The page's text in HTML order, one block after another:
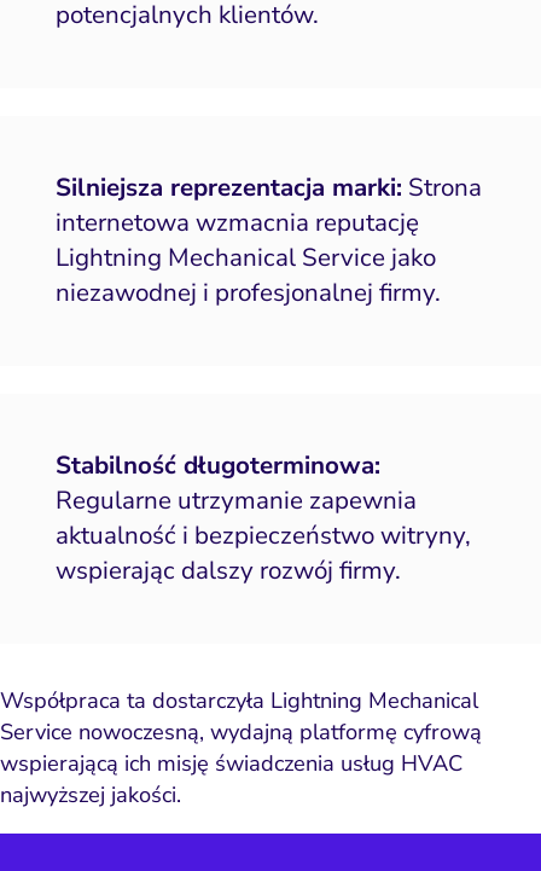
potencjalnych klientów.
Silniejsza reprezentacja marki: Strona
internetowa wzmacnia reputację
Lightning Mechanical Service jako
niezawodnej i profesjonalnej firmy.
Stabilność długoterminowa:
Regularne utrzymanie zapewnia
aktualność i bezpieczeństwo witryny,
wspierając dalszy rozwój firmy.
Współpraca ta dostarczyła Lightning Mechanical
Service nowoczesną, wydajną platformę cyfrową
wspierającą ich misję świadczenia usług HVAC
najwyższej jakości.